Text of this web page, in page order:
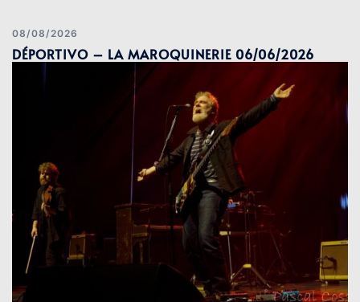
08/08/2026
DÉPORTIVO – LA MAROQUINERIE 06/06/2026